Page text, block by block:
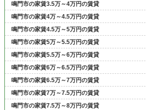
鳴門市の家賃3.5万～4万円の賃貸
鳴門市の家賃4万～4.5万円の賃貸
鳴門市の家賃4.5万～5万円の賃貸
鳴門市の家賃5万～5.5万円の賃貸
鳴門市の家賃5.5万～6万円の賃貸
鳴門市の家賃6万～6.5万円の賃貸
鳴門市の家賃6.5万～7万円の賃貸
鳴門市の家賃7万～7.5万円の賃貸
鳴門市の家賃7.5万～8万円の賃貸